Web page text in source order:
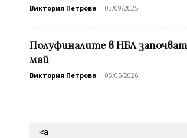
Виктория Петрова - 03/09/2025
Полуфиналите в НБЛ
май
Виктория Петрова - 05/05/2026
<a